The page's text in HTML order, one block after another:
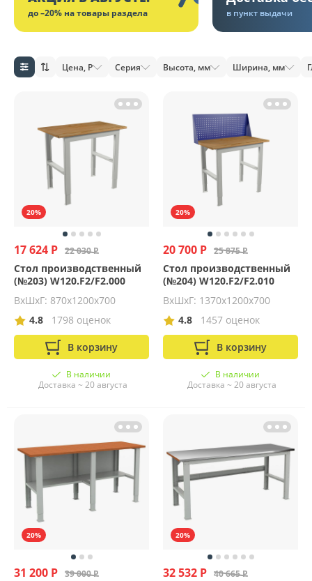
до –20% на товары раздела в пункт выдачи
Цена, Р Серия Высота, мм Ширина, мм
20%
17 624 Р 22 030 Р
Стол производственный
(№203) W120.F2/F2.000
ВхШхГ: 870х1200х700
4.8
1798 оценок
В корзину
В наличии
Доставка ~ 20 августа
20%
20 700 Р 25 875 Р
Стол производственный
(№204) W120.F2/F2.010
ВхШхГ: 1370х1200х700
4.8
1457 оценок
В корзину
В наличии
Доставка ~ 20 августа
20%
31 200 Р 39 000 Р
20%
32 532 Р 40 665 Р